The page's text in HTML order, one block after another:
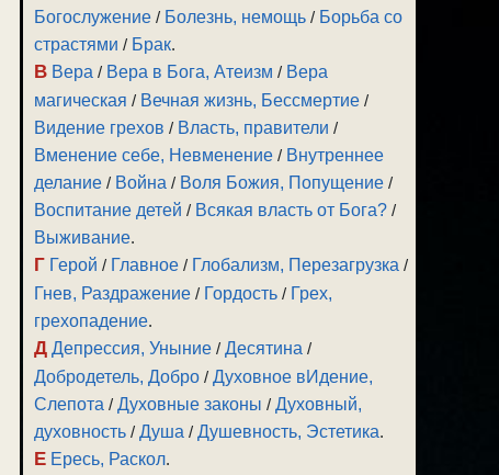
Богослужение / Болезнь, немощь / Борьба со
страстями / Брак.
В Вера / Вера в Бога, Атеизм / Вера
магическая / Вечная жизнь, Бессмертие /
Видение грехов / Власть, правители /
Вменение себе, Невменение / Внутреннее
делание / Война / Воля Божия, Попущение /
Воспитание детей / Всякая власть от Бога? /
Выживание.
Г Герой / Главное / Глобализм, Перезагрузка /
Гнев, Раздражение / Гордость / Грех,
грехопадение.
Д Депрессия, Уныние /Десятина /
Добродетель, Добро /Духовное вИдение,
Слепота /Духовные законы /Духовный,
духовность /Душа /Душевность, Эстетика.
Е Ересь, Раскол.